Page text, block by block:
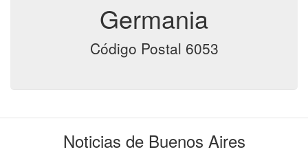
Germania
Código Postal 6053
Noticias de Buenos Aires